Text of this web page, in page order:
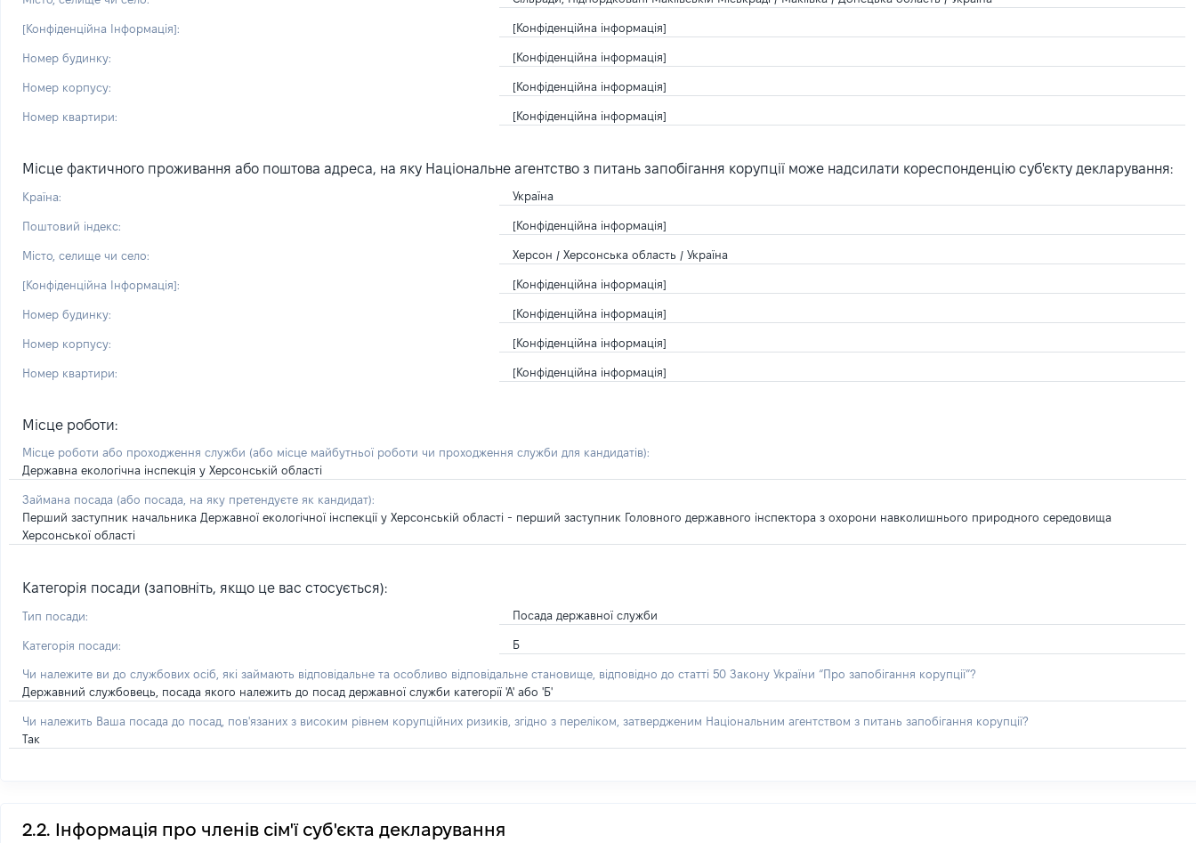
[Конфіденційна Інформація]: [Конфіденційна інформація]
Номер будинку: [Конфіденційна інформація]
Номер корпусу: [Конфіденційна інформація]
Номер квартири: [Конфіденційна інформація]
Місце фактичного проживання або поштова адреса, на яку Національне агентство з питань запобігання корупції може надсилати кореспонденцію суб'єкту декларування:
Країна: Україна
Поштовий індекс: [Конфіденційна інформація]
Місто, селище чи село: Херсон / Херсонська область / Україна
[Конфіденційна Інформація]: [Конфіденційна інформація]
Номер будинку: [Конфіденційна інформація]
Номер корпусу: [Конфіденційна інформація]
Номер квартири: [Конфіденційна інформація]
Місце роботи:
Місце роботи або проходження служби (або місце майбутньої роботи чи проходження служби для кандидатів):
Державна екологічна інспекція у Херсонській області
Займана посада (або посада, на яку претендуєте як кандидат):
Перший заступник начальника Державної екологічної інспекції у Херсонській області - перший заступник Головного державного інспектора з охорони навколишнього природного середовища
Херсонської області
Категорія посади (заповніть, якщо це вас стосується):
Тип посади: Посада державної служби
Категорія посади: Б
Чи належите ви до службових осіб, які займають відповідальне та особливо відповідальне становище, відповідно до статті 50 Закону України “Про запобігання корупції”?
Державний службовець, посада якого належить до посад державної служби категорії 'А' або 'Б'
Чи належить Ваша посада до посад, пов'язаних з високим рівнем корупційних ризиків, згідно з переліком, затвердженим Національним агентством з питань запобігання корупції?
Так
2.2. Інформація про членів сім'ї суб'єкта декларування